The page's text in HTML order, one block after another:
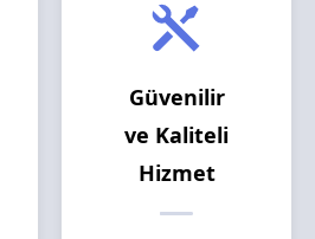
Güvenilir
ve Kaliteli
Hizmet